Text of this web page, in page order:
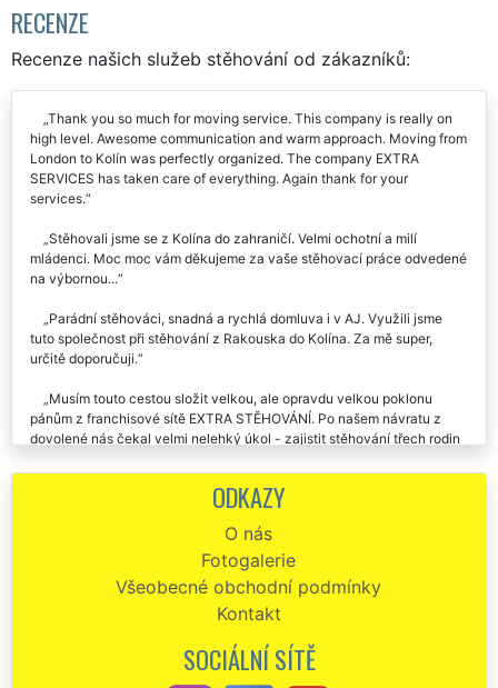
RECENZE
Recenze našich služeb stěhování od zákazníků:
Thank you so much for moving service. This company is really on
high level. Awesome communication and warm approach. Moving from
London to Kolín was perfectly organized. The company EXTRA
SERVICES has taken care of everything. Again thank for your
Stěhovali jsme se z Kolína do zahraničí. Velmi ochotní a milí
mládenci. Moc moc vám děkujeme za vaše stěhovací práce odvedené
Parádní stěhováci, snadná a rychlá domluva i v AJ. Využili jsme
tuto společnost při stěhování z Rakouska do Kolína. Za mě super,
Musím touto cestou složit velkou, ale opravdu velkou poklonu
pánům z franchisové sítě EXTRA STĚHOVÁNÍ. Po našem návratu z
z různých míst po Evropě. Z Německa, z Dánska a z Chorvatska zpět
do naší domoviny do Čech. Všichni z rodiny jsme se shodli na dvou
věcech. Za prvé že jsme ještě nikdy neměli z ničeho větší obavy jako
z tohoto troj stěhování a za druhé v tom, že jsme se ještě nikdy
nesetkali s větší profesionalitou, logikou a obětavostí se kterou jsme
se setkali u všech zaměstnanců této společnosti. Jejich koordinace
celého stěhování, koordinace jednotlivých poboček, které měli na
starost vždy konkrétní stěhování jedné rodiny byla neskutečná. Od
samého naložení veškerých stěhovaných věcí, které všude a všechny
obalili a zabezpečili proti poškození při přepravě až po jejich vyložení
ODKAZY
O nás
Fotogalerie
Všeobecné obchodní podmínky
Kontakt